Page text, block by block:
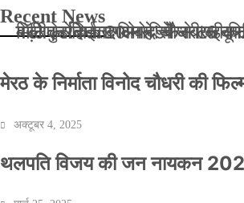
बॉलीवुड के बाद अब डिफेंस टाइकून
बड़ी कार्रवाई: 20 माह से जबरन
मेरठ के निर्माता विनोद चौधरी
मिलिए रोहित उगले से! कैसे 16
Recent News
मेरठ के निर्माता विनोद चौधरी की
अक्टूबर 4, 2025
थलपति विजय की जन नायकन